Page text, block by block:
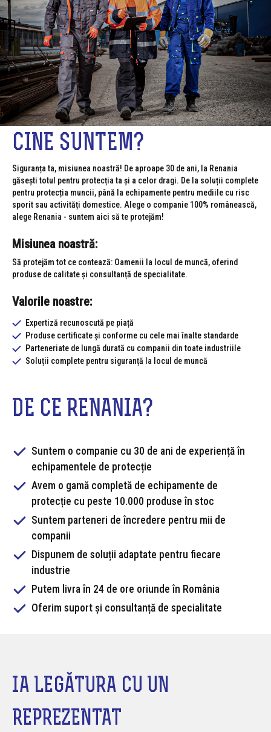
CINE SUNTEM?
Siguranța ta, misiunea noastră! De aproape 30 de ani, la Renania
găsești totul pentru protecția ta și a celor dragi. De la soluții complete
pentru protecția muncii, până la echipamente pentru mediile cu risc
sporit sau activități domestice. Alege o companie 100% românească,
alege Renania - suntem aici să te protejăm!
Misiunea noastră:
Să protejăm tot ce contează: Oamenii la locul de muncă, oferind
produse de calitate și consultanță de specialitate.
Valorile noastre:
Expertiză recunoscută pe piață
Produse certificate și conforme cu cele mai înalte standarde
Parteneriate de lungă durată cu companii din toate industriile
Soluții complete pentru siguranță la locul de muncă
DE CE RENANIA?
Suntem o companie cu 30 de ani de experiență în
echipamentele de protecție
Avem o gamă completă de echipamente de
protecție cu peste 10.000 produse în stoc
Suntem parteneri de încredere pentru mii de
companii
Dispunem de soluții adaptate pentru fiecare
industrie
Putem livra în 24 de ore oriunde în România
Oferim suport și consultanță de specialitate
IA LEGĂTURA CU UN
REPREZENTAT